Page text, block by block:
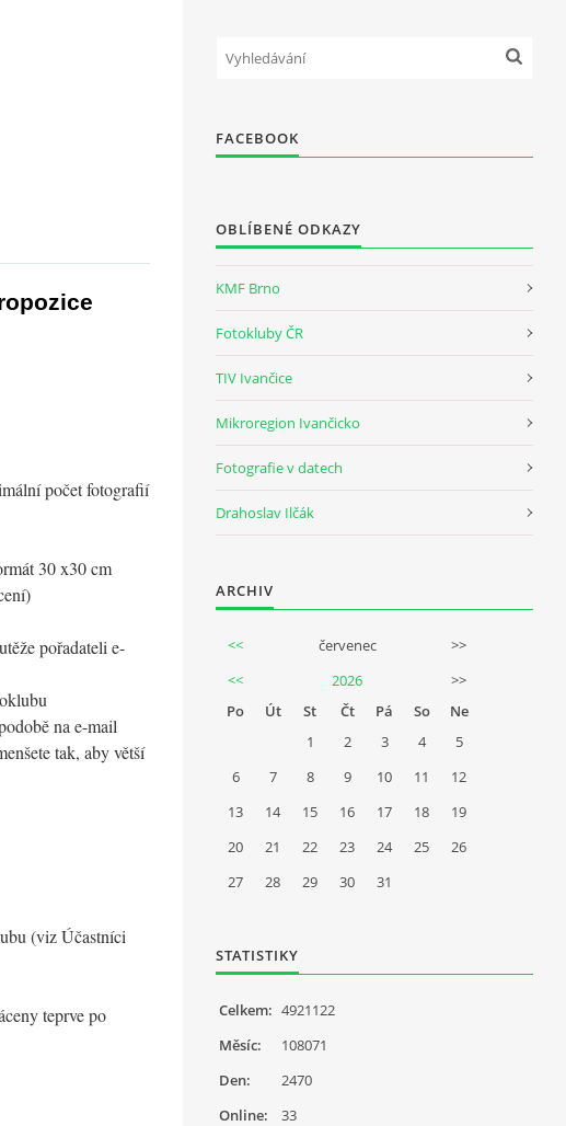
počet fotografií
30 x30 cm
pořadateli e-
na e-mail
tak, aby větší
(viz Účastníci
teprve po
FACEBOOK
OBLÍBENÉ ODKAZY
KMF Brno
Fotokluby ČR
TIV Ivančice
Mikroregion Ivančicko
Fotografie v datech
Drahoslav Ilčák
ARCHIV
<< červenec
>>
<<
2026
>>
Po
Út St Čt Pá So
Ne
1
2 3 4
5
6
7 8 9 10 11
12
13
14 15 16 17 18
19
20
21 22 23 24 25
26
27
28 29 30 31
STATISTIKY
Online: 33
Celkem: 4921122
Měsíc:
108071
Den:
2470